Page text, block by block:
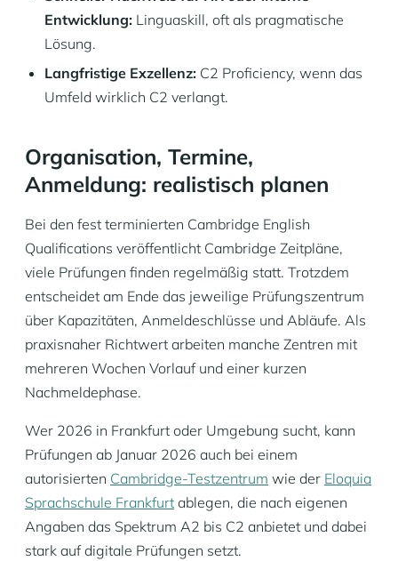
Entwicklung: Linguaskill, oft als pragmatische
Lösung.
Langfristige Exzellenz: C2 Proficiency, wenn das
Umfeld wirklich C2 verlangt.
Organisation, Termine,
Anmeldung: realistisch planen
Bei den fest terminierten Cambridge English
Qualifications veröffentlicht Cambridge Zeitpläne,
viele Prüfungen finden regelmäßig statt. Trotzdem
entscheidet am Ende das jeweilige Prüfungszentrum
über Kapazitäten, Anmeldeschlüsse und Abläufe. Als
praxisnaher Richtwert arbeiten manche Zentren mit
mehreren Wochen Vorlauf und einer kurzen
Nachmeldephase.
Wer 2026 in Frankfurt oder Umgebung sucht, kann
Prüfungen ab Januar 2026 auch bei einem
autorisierten Cambridge-Testzentrum wie der Eloquia
Sprachschule Frankfurt ablegen, die nach eigenen
Angaben das Spektrum A2 bis C2 anbietet und dabei
stark auf digitale Prüfungen setzt.